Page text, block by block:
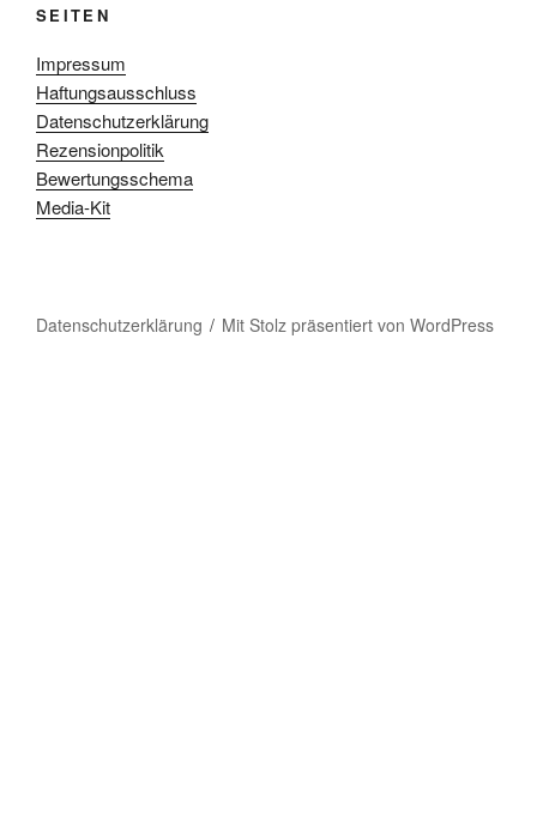
SEITEN
Impressum
Haftungsausschluss
Datenschutzerklärung
Rezensionpolitik
Bewertungsschema
Media-Kit
Datenschutzerklärung Mit Stolz präsentiert von WordPress